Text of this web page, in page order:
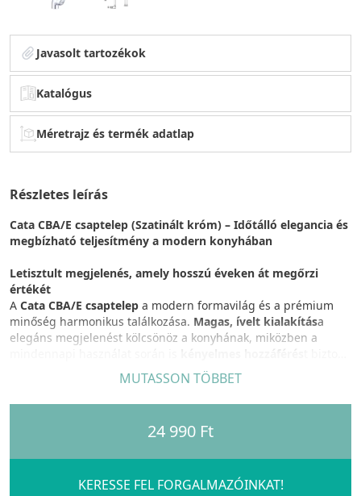
Javasolt tartozékok
Katalógus
Méretrajz és termék adatlap
Részletes leírás
Cata CBA/E csaptelep (Szatinált króm) – Időtálló elegancia és
megbízható teljesítmény a modern konyhában
Letisztult megjelenés, amely hosszú éveken át megőrzi
értékét
A Cata CBA/E csaptelep a modern formavilág és a prémium
minőség harmonikus találkozása. Magas, ívelt kialakítása
elegáns megjelenést kölcsönöz a konyhának, miközben a
kényelmes hozzáférés
a mosogató teljes felületéhez. Az inox felület kifinomult
megjelenésével könnyedén illeszkedik a korszerű és az időtálló
konyhai enteriőrökbe egyaránt.
Tartós szerkezet a hosszú távú megbízhatóságért
kerámiabetétprecíz működést garantál, így a víznyitás és a
MUTASSON TÖBBET
24 990 Ft
KERESSE FEL FORGALMAZÓINKAT!